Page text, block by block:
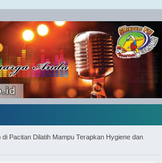
di Pacitan Dilatih Mampu Terapkan Hygiene dan